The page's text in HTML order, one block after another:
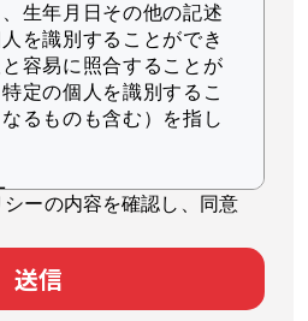
生年月日その他の記述
を識別することができ
容易に照合することが
定の個人を識別するこ
るものも含む）を指し
正な手段によって個人
ーの内容を確認し、同意
送信